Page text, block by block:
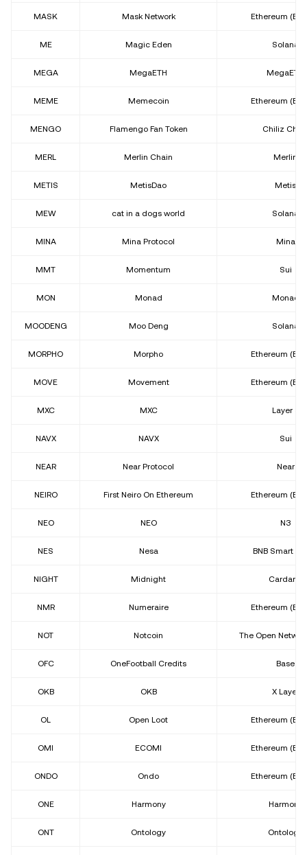
MASK Mask Network Ethereum
ME Magic Eden Solana
MEGA MegaETH MegaETH
MEME Memecoin Ethereum
MENGO Flamengo Fan Token Chiliz
MERL Merlin Chain Merlin
METIS MetisDao Metis
MEW cat in a dogs world Solana
MINA Mina Protocol Mina
MMT Momentum Sui
MON Monad Monad
MOODENG Moo Deng Solana
MORPHO Morpho Ethereum
MOVE Movement Ethereum
MXC MXC Layer 3
NAVX NAVX Sui
NEAR Near Protocol Near
NEIRO First Neiro On Ethereum Ethereum
NEO NEO N3
NES Nesa BNB Smart
NIGHT Midnight Cardano
NMR Numeraire Ethereum
NOT Notcoin The Open
OFC OneFootball Credits Base
OKB OKB X Layer
OL Open Loot Ethereum
OMI ECOMI Ethereum
ONDO Ondo Ethereum
ONE Harmony Harmony
ONT Ontology Ontology